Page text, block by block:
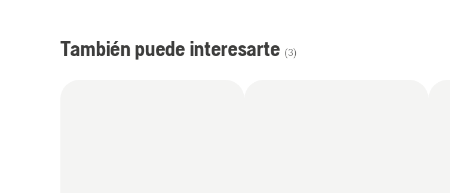
También puede interesarte (3)